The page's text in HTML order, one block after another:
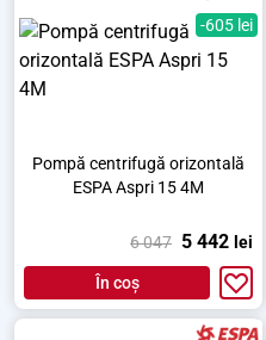
-605 lei
Pompă centrifugă orizontală
ESPA Aspri 15 4M
6 047 5 442 lei
În coș